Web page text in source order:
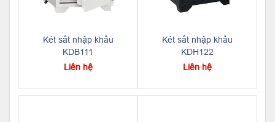
Két sắt nhập khẩu
KDB111
Liên hệ
Két sắt nhập khẩu
KDH122
Liên hệ